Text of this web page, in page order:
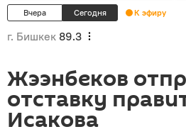
Вчера Сегодня К эфиру
г. Бишкек 89.3
Жээнбеков
отставку
Исакова